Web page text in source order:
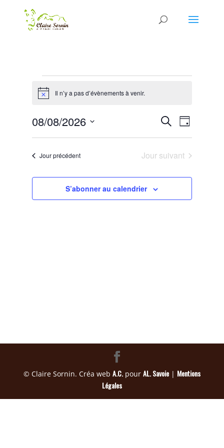
Évènements
for
08/08/2026
Notice Il n’y a pas d’évènements à venir.
Recherche
et
de
vues
Évènements
Recherche
de
vues
Jour
08/08/2026
date.Jour précédent Jour suivant
S’abonner au calendrier
© Claire Sornin. Créa web A.C.pour AL. Savoie| Mentions
Légales